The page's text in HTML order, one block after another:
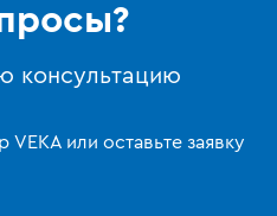
консультацию
VEKA или оставьте заявку